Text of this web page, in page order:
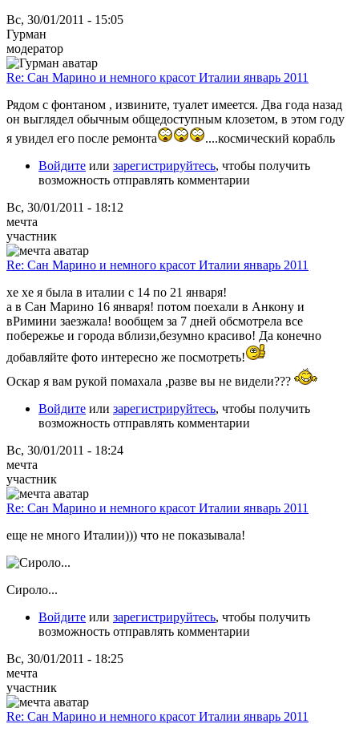
Вс, 30/01/2011 - 15:05
Гурман
модератор
Re: Сан Марино и немного красот Италии январь 2011
Рядом с фонтаном , извините, туалет имеется. Два года назад
он выглядел обычным общедоступным клозетом, в этом году
я увидел его после ремонта
....космический корабль
Войдите или зарегистрируйтесь, чтобы получить
возможность отправлять комментарии
Вс, 30/01/2011 - 18:12
мечта
участник
Re: Сан Марино и немного красот Италии январь 2011
хе хе я была в италии с 14 по 21 января!
а в Сан Марино 16 января! потом поехали в Анкону и
вРимини заезжала! вообщем за 7 дней обсмотрела все
побережье и города вблизи,безумно красиво! Да конечно
добавляйте фото интересно же посмотреть!
Оскар я вам рукой помахала ,разве вы не видели???
Войдите или зарегистрируйтесь, чтобы получить
возможность отправлять комментарии
Вс, 30/01/2011 - 18:24
мечта
участник
Re: Сан Марино и немного красот Италии январь 2011
еще не много Италии))) что не показывала!
Сироло...
Войдите или зарегистрируйтесь, чтобы получить
возможность отправлять комментарии
Вс, 30/01/2011 - 18:25
мечта
участник
Re: Сан Марино и немного красот Италии январь 2011